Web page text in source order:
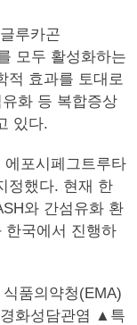
루카곤
모두 활성화하는
적 효과를 토대로
화 등 복합증상
있다.
에포시페그트루타
정했다. 현재 한
와 간섬유화 환
한국에서 진행하
품의약청(EMA)
화성담관염 ▲특